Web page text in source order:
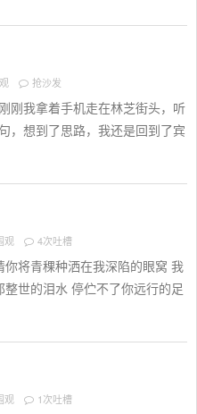
抢沙发
刚我拿着手机走在林芝街头，听
，想到了思路，我还是回到了宾
观 4次吐槽
将青稞种洒在我深陷的眼窝 我
世的泪水 停伫不了你远行的足
观 1次吐槽